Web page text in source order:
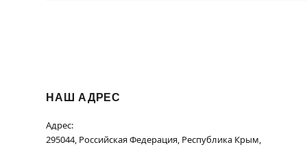
НАШ АДРЕС
Адрес:
295044, Российская Федерация, Республика Крым,